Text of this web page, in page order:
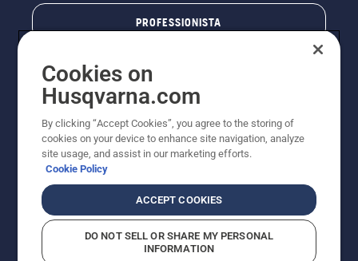
PROFESSIONISTA
© Husqvarna AB (publ). Tutti i diritti riservati. I prezzi
pubblicati si intendono raccomandati e arrotondati, non
impegnativi, comprensivi di I.V.A. vigente. FERCAD SpA
- Via Retrone, 49 - 36077 Altavilla Vic. (VI) - Capitale
Sociale € 2.000.000 int. vers. P.I. e C.F. 01252490246 -
Cookies on
Husqvarna.com
By clicking “Accept Cookies”, you agree to the storing of
cookies on your device to enhance site navigation, analyze
site usage, and assist in our marketing efforts.
Cookie Policy
ACCEPT COOKIES
DO NOT SELL OR SHARE MY PERSONAL
INFORMATION